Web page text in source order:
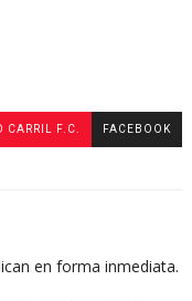
CARRIL F.C. FACEBOOK
en forma inmediata.